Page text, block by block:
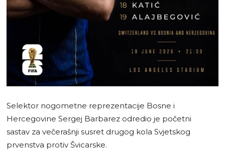
Selektor nogometne reprezentacije Bosne i
Hercegovine Sergej Barbarez odredio je početni
sastav za večerašnji susret drugog kola Svjetskog
prvenstva protiv Švicarske.